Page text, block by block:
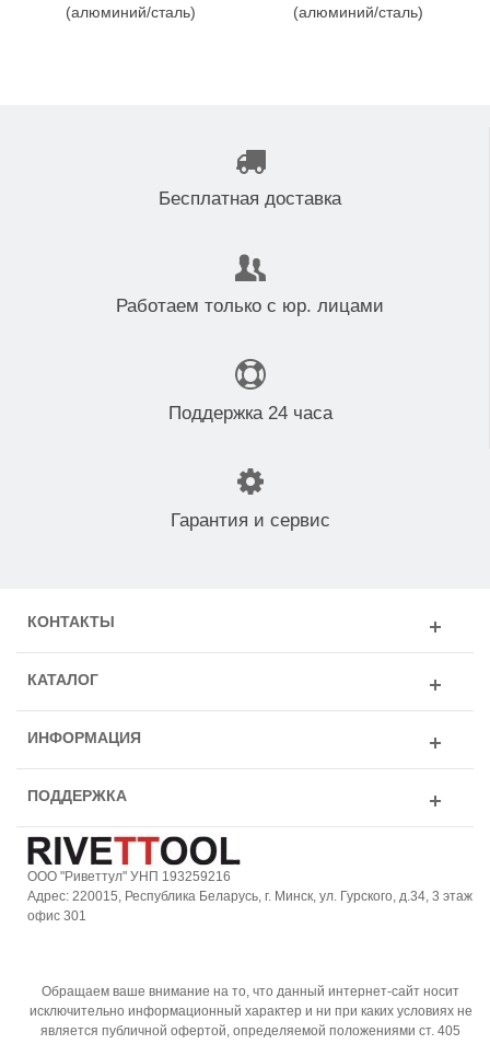
(алюминий/сталь)
(алюминий/сталь)
Бесплатная доставка
Работаем только с юр. лицами
Поддержка 24 часа
Гарантия и сервис
КОНТАКТЫ
КАТАЛОГ
ИНФОРМАЦИЯ
ПОДДЕРЖКА
ООО "Риветтул" УНП 193259216
Адрес: 220015, Республика Беларусь, г. Минск, ул. Гурского, д.34, 3 этаж
офис 301
Обращаем ваше внимание на то, что данный интернет-сайт носит
исключительно информационный характер и ни при каких условиях не
является публичной офертой, определяемой положениями ст. 405